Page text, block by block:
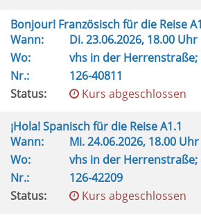
Bonjour! Französisch für die Reise
Wann:
Di.23.06.2026, 18.00 Uhr
Wo:
vhs in der Herrenstraße;
Nr.:
126-40811
Status:
Kurs abgeschlossen
¡Hola! Spanisch für die Reise A1.1
Wann:
Mi.24.06.2026, 18.00 Uhr
Wo:
vhs in der Herrenstraße;
Nr.:
126-42209
Status:
Kurs abgeschlossen